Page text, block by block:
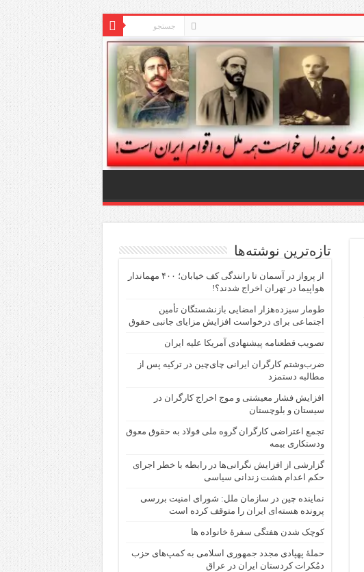
تازه‌ترین نوشته‌ها
از پرواز در آسمان تا رانندگی کف خیابان؛ ۴۰۰ مهماندار
هواپیما در تهران اخراج شدند؟!
طومار سیزده‌هزار امضایی بازنشستگان تأمین
اجتماعی برای درخواست افزایش مزایای جانبی حقوق
تصویب قطعنامه پیشنهادی آمریکا علیه ایران
ضرب‌وشتم کارگران ایرانی چای‌چین در ترکیه پس از
مطالبه دستمزد
افزایش فشار معیشتی و موج اخراج کارگران در
سیستان و بلوچستان
تجمع اعتراضی کارگران گروه ملی فولاد به حقوق معوق
ودستکاری بیمه
گزارشی از افزایش نگرانی‌ها در رابطە با خطر اجرای
حکم اعدام هشت زندانی سیاسی
نماینده چین در سازمان ملل: شورای امنیت بررسی
پرونده هسته‌ای ایران را متوقف کرده است
کوچک‌ شدن هفتگی سفرهٔ خانواده ها
حملهٔ پهپادی مجدد جمهوری اسلامی به کمپ‌های حزب
دمُکرات کردستان ایران در عراق